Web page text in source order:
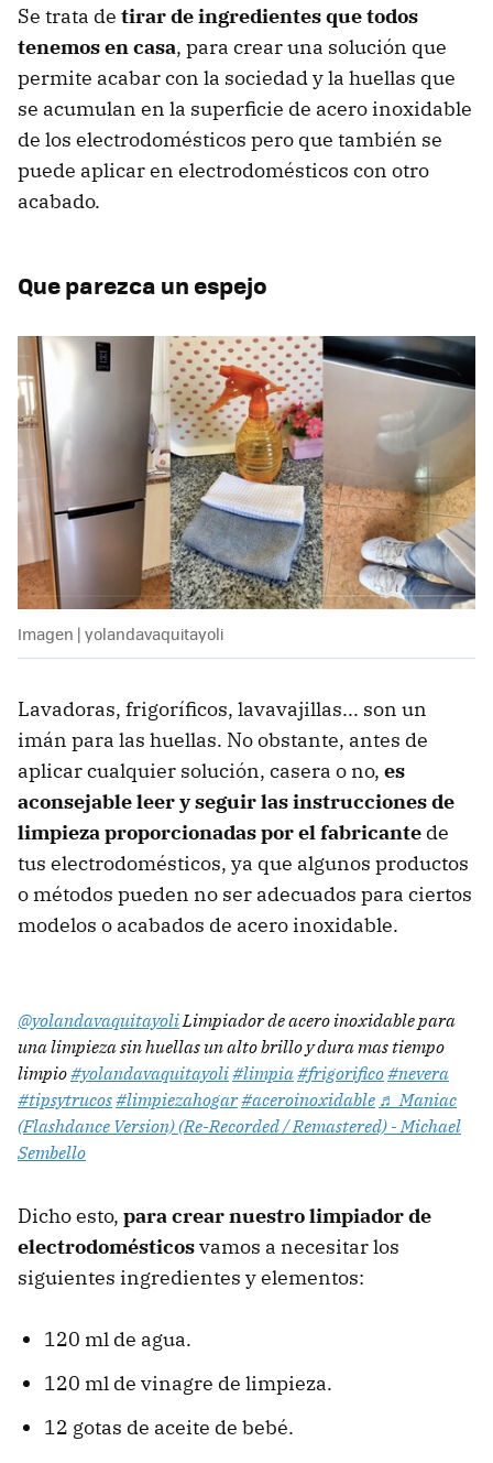
Se trata de tirar de ingredientes que todos
tenemos en casa, para crear una solución que
permite acabar con la sociedad y la huellas que
se acumulan en la superficie de acero inoxidable
de los electrodomésticos pero que también se
puede aplicar en electrodomésticos con otro
acabado.
Que parezca un espejo
Imagen | yolandavaquitayoli
Lavadoras, frigoríficos, lavavajillas... son un
imán para las huellas. No obstante, antes de
aplicar cualquier solución, casera o no, es
aconsejable leer y seguir las instrucciones de
limpieza proporcionadas por el fabricante de
tus electrodomésticos, ya que algunos productos
o métodos pueden no ser adecuados para ciertos
modelos o acabados de acero inoxidable.
@yolandavaquitayoliLimpiador de acero inoxidable para
una limpieza sin huellas un alto brillo y dura mas tiempo
limpio#yolandavaquitayoli#limpia#frigorifico#nevera
#tipsytrucos#limpiezahogar#aceroinoxidable ♬ Maniac
(Flashdance Version) (Re-Recorded / Remastered) - Michael
Sembello
Dicho esto, para crear nuestro limpiador de
electrodomésticosvamos a necesitar los
siguientes ingredientes y elementos:
120 ml de agua.
120 ml de vinagre de limpieza.
12 gotas de aceite de bebé.